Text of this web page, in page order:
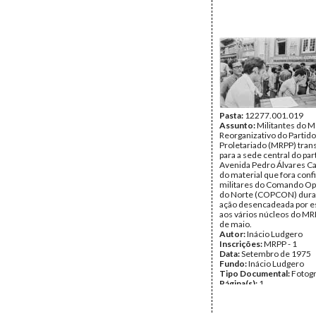
Pasta: 12277.001.019
Assunto:Militantes do
Reorganizativo do
Proletariado (MRPP)
para a sede central do
Avenida Pedro Álvares
do material que fora
militares do Comando
do Norte (COPCON)
ação desencadeada por
aos vários núcleos do
de maio.
Autor:Inácio Ludgero
Inscrições:MRPP - 1
Data:Setembro de 1975
Fundo:Inácio Ludgero
Tipo Documental:
Página(s): 1